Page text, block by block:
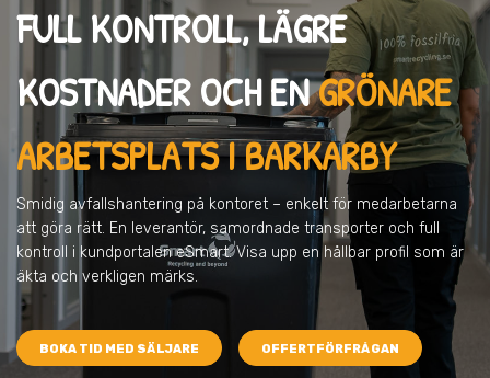
FULL KONTROLL, LÄGRE
KOSTNADER OCH ENGRÖNARE
ARBETSPLATS I BARKARBY
Smidig avfallshantering på kontoret – enkelt för medarbetarna
att göra rätt. En leverantör, samordnade transporter och full
kontroll i kundportalen eSmart. Visa upp en hållbar profil som är
äkta och verkligen märks.
BOKA TID MED SÄLJARE OFFERTFÖRFRÅGAN